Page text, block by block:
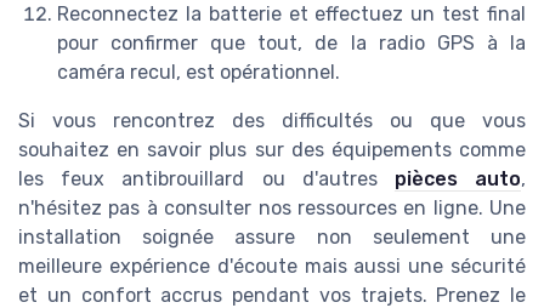
Reconnectez la batterie et effectuez un test final
pour confirmer que tout, de la radio GPS à la
caméra recul, est opérationnel.
Si vous rencontrez des difficultés ou que vous
souhaitez en savoir plus sur des équipements comme
les feux antibrouillard ou d'autres pièces auto,
n'hésitez pas à consulter nos ressources en ligne. Une
installation soignée assure non seulement une
meilleure expérience d'écoute mais aussi une sécurité
et un confort accrus pendant vos trajets. Prenez le